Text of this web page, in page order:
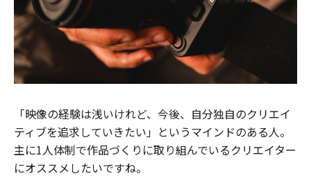
「映像の経験は浅いけれど、今後、自分独自のクリエイ
ティブを追求していきたい」というマインドのある人。
主に1人体制で作品づくりに取り組んでいるクリエイター
にオススメしたいですね。